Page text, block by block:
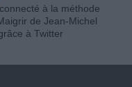
à la méthode
de Jean-Michel
à Twitter